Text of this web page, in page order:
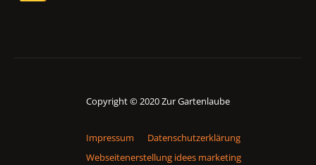
Copyright © 2020 Zur Gartenlaube
Impressum
Datenschutzerklärung
Webseitenerstellung idees marketing